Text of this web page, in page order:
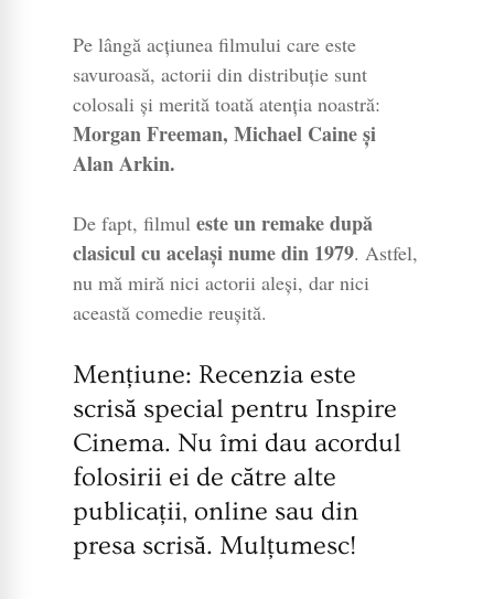
Pe lângă acțiunea filmului care este
savuroasă, actorii din distribuție sunt
colosali și merită toată atenția noastră:
Morgan Freeman, Michael Caine și
Alan Arkin.
De fapt, filmul este un remake după
clasicul cu același nume din 1979. Astfel,
nu mă miră nici actorii aleși, dar nici
această comedie reușită.
Mențiune: Recenzia este
scrisă special pentru Inspire
Cinema. Nu îmi dau acordul
folosirii ei de către alte
publicații, online sau din
presa scrisă. Mulțumesc!